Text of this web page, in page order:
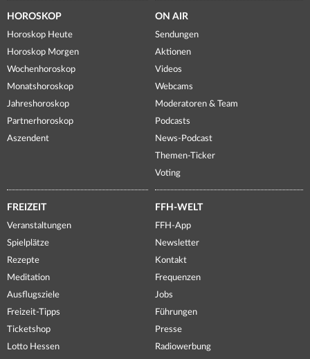
HOROSKOP
Horoskop Heute
Horoskop Morgen
Wochenhoroskop
Monatshoroskop
Jahreshoroskop
Partnerhoroskop
Aszendent
ON AIR
Sendungen
Aktionen
Videos
Webcams
Moderatoren & Team
Podcasts
News-Podcast
Themen-Ticker
Voting
FREIZEIT
Veranstaltungen
Spielplätze
Rezepte
Meditation
Ausflugsziele
Freizeit-Tipps
Ticketshop
Lotto Hessen
FFH-WELT
FFH-App
Newsletter
Kontakt
Frequenzen
Jobs
Führungen
Presse
Radiowerbung